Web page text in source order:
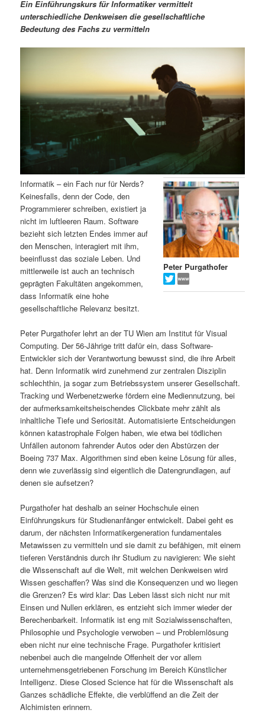
ä
r
n
n
l
t
s
p
r
i
n
g
e
n
n
d
r
n
h
a
l
t
s
p
r
i
n
g
e
n
n
a
v
i
o
Ein Einführungskurs für Informatiker vermittelt
unterschiedliche Denkweisen die gesellschaftliche
Bedeutung des Fachs zu vermitteln
Peter Purgathofer
Informatik – ein Fach nur für Nerds?
Keinesfalls, denn der Code, den
Programmierer schreiben, existiert ja
nicht im luftleeren Raum. Software
bezieht sich letzten Endes immer auf
den Menschen, interagiert mit ihm,
beeinflusst das soziale Leben. Und
mittlerweile ist auch an technisch
geprägten Fakultäten angekommen,
dass Informatik eine hohe
gesellschaftliche Relevanz besitzt.
Peter Purgathofer lehrt an der TU Wien am Institut für Visual
Computing. Der 56-Jährige tritt dafür ein, dass Software-
Entwickler sich der Verantwortung bewusst sind, die ihre Arbeit
hat. Denn Informatik wird zunehmend zur zentralen Disziplin
schlechthin, ja sogar zum Betriebssystem unserer Gesellschaft.
Tracking und Werbenetzwerke fördern eine Mediennutzung, bei
der aufmerksamkeitsheischendes Clickbate mehr zählt als
inhaltliche Tiefe und Seriosität. Automatisierte Entscheidungen
können katastrophale Folgen haben, wie etwa bei tödlichen
Unfällen autonom fahrender Autos oder den Abstürzen der
Boeing 737 Max. Algorithmen sind eben keine Lösung für alles,
denn wie zuverlässig sind eigentlich die Datengrundlagen, auf
denen sie aufsetzen?
Purgathofer hat deshalb an seiner Hochschule einen
Einführungskurs für Studienanfänger entwickelt. Dabei geht es
darum, der nächsten Informatikergeneration fundamentales
Metawissen zu vermitteln und sie damit zu befähigen, mit einem
tieferen Verständnis durch ihr Studium zu navigieren: Wie sieht
die Wissenschaft auf die Welt, mit welchen Denkweisen wird
Wissen geschaffen? Was sind die Konsequenzen und wo liegen
die Grenzen? Es wird klar: Das Leben lässt sich nicht nur mit
Einsen und Nullen erklären, es entzieht sich immer wieder der
Berechenbarkeit. Informatik ist eng mit Sozialwissenschaften,
Philosophie und Psychologie verwoben – und Problemlösung
eben nicht nur eine technische Frage. Purgathofer kritisiert
nebenbei auch die mangelnde Offenheit der vor allem
unternehmensgetriebenen Forschung im Bereich Künstlicher
Intelligenz. Diese Closed Science hat für die Wissenschaft als
Ganzes schädliche Effekte, die verblüffend an die Zeit der
Alchimisten erinnern.